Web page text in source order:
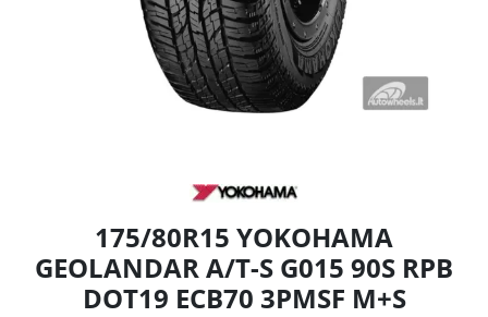
175/80R15 YOKOHAMA
GEOLANDAR A/T-S G015 90S RPB
DOT19 ECB70 3PMSF M+S